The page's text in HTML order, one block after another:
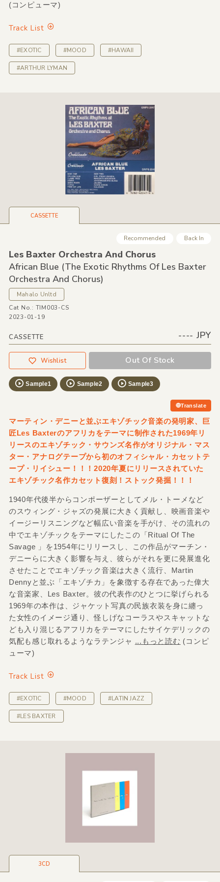
(コンピューマ)
Track List
#EXOTIC #MOOD #HAWAII
#ARTHUR LYMAN
CASSETTE
Recommended Back In
Les Baxter Orchestra And Chorus
African Blue (The Exotic Rhythms Of Les Baxter
Orchestra And Chorus)
Mahalo Unltd
Cat No.: TIM003-CS
2023-01-19
CASSETTE ---- JPY
Wishlist Out Of Stock
Sample1 Sample2 Sample3
Translate
マーティン・デニーと並ぶエキゾチック音楽の発明家、巨
匠Les Baxterのアフリカをテーマに制作された1969年リ
リースのエキゾチック・サウンズ名作がオリジナル・マス
ター・アナログテープから初のオフィシャル・カセットテ
ープ・リイシュー！！！2020年夏にリリースされていた
エキゾチック名作カセット復刻！ストック発掘！！！
1940年代後半からコンポーザーとしてメル・トーメなど
のスウィング・ジャズの発展に大きく貢献し、映画音楽や
イージーリスニングなど幅広い音楽を手がけ、その流れの
中でエキゾチックをテーマにしたこの「Ritual Of The
Savage 」を1954年にリリースし、この作品がマーチン・
デニーらに大きく影響を与え、彼らがそれを更に発展進化
させたことでエキゾチック音楽は大きく流行、Martin
Dennyと並ぶ「エキゾチカ」を象徴する存在であった偉大
な音楽家、Les Baxter。彼の代表作のひとつに挙げられる
1969年の本作は、ジャケット写真の民族衣装を身に纏っ
た女性のイメージ通り、怪しげなコーラスやスキャットな
ども入り混じるアフリカをテーマにしたサイケデリックの
気配も感じ取れるようなラテンジャ ...もっと読む (コンピ
ューマ)
Track List
#EXOTIC #MOOD #LATIN JAZZ
#LES BAXTER
3CD